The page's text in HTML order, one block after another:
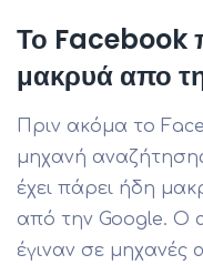
Το Facebook
μακρυά απο
Πριν ακόμα το
μηχανή
έχει πάρει ήδη
από την Google. Ο
έγιναν σε μηχανές